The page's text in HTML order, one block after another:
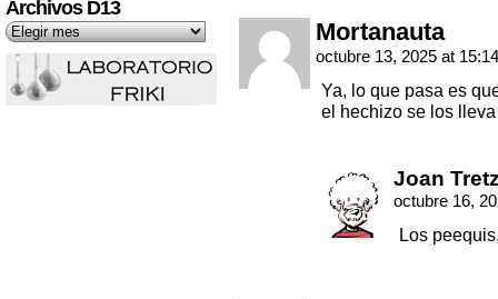
Archivos D13
Mortanauta
octubre 13, 2025 at
Ya, lo que pasa es
el hechizo se los
Joan
octubre 16,
Los